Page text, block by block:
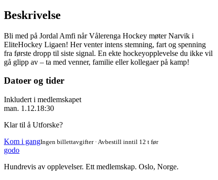
Beskrivelse
Bli med på Jordal Amfi når Vålerenga Hockey møter Narvik i
EliteHockey Ligaen! Her venter intens stemning, fart og spenning
fra første dropp til siste signal. En ekte hockeyopplevelse du ikke vil
gå glipp av – ta med venner, familie eller kollegaer på kamp!
Datoer og tider
Inkludert i medlemskapet
man. 1.12.18:30
Klar til å Utforske?
Kom i gangIngen billettavgifter · Avbestill inntil 12 t før
godo
Hundrevis av opplevelser. Ett medlemskap. Oslo, Norge.